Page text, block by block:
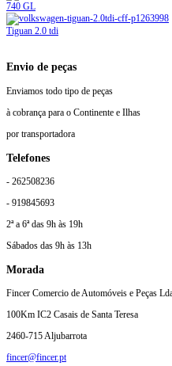
740 GL
Tiguan 2.0 tdi
Envio de peças
Enviamos todo tipo de peças
à cobrança para o Continente e Ilhas
por transportadora
Telefones
- 262508236
- 919845693
2ª a 6ª das 9h às 19h
Sábados das 9h às 13h
Morada
Fincer Comercio de Automóveis e Peças
100Km IC2 Casais de Santa Teresa
2460-715 Aljubarrota
fincer@fincer.pt